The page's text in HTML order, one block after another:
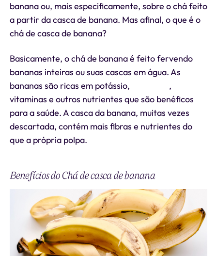
banana ou, mais especificamente, sobre o chá feito
a partir da casca de banana. Mas afinal, o que é o
chá de casca de banana?
Basicamente, o chá de banana é feito fervendo
bananas inteiras ou suas cascas em água. As
bananas são ricas em potássio,
,
vitaminas e outros nutrientes que são benéficos
para a saúde. A casca da banana, muitas vezes
descartada, contém mais fibras e nutrientes do
que a própria polpa.
Benefícios do Chá de casca de banana